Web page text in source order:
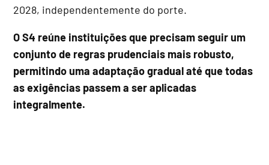
2028, independentemente do porte.
O S4 reúne instituições que precisam seguir um
conjunto de regras prudenciais mais robusto,
permitindo uma adaptação gradual até que todas
as exigências passem a ser aplicadas
integralmente.